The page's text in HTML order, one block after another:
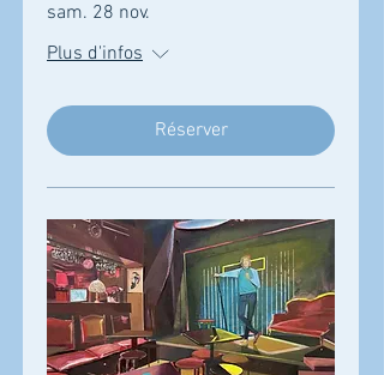
sam. 28 nov.
Plus d'infos
Réserver